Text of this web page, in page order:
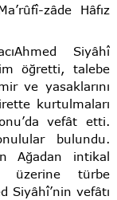
zâde Hâfız
Siyâhî
öğretti, talebe
ve yasaklarını
kurtulmaları
vefât etti.
bulundu.
Ağadan intikal
üzerine türbe
Siyâhî’nin vefâtı